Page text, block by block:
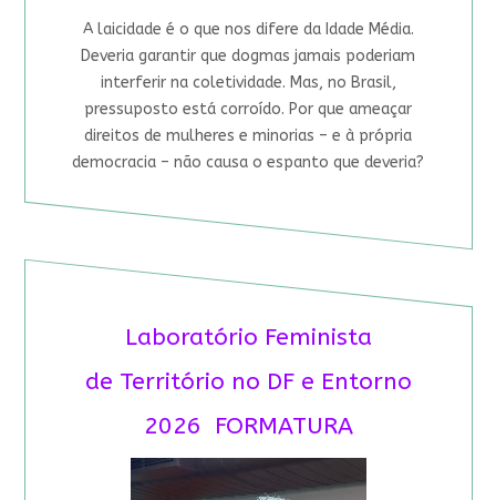
A laicidade é o que nos difere da Idade Média.
Deveria garantir que dogmas jamais poderiam
interferir na coletividade. Mas, no Brasil,
pressuposto está corroído. Por que ameaçar
direitos de mulheres e minorias – e à própria
democracia – não causa o espanto que deveria?
Laboratório Feminista
de Território no DF e Entorno
2026 FORMATURA